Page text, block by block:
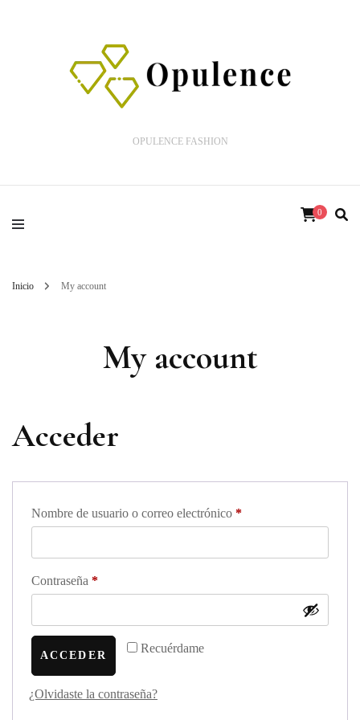
OPULENCE FASHION
0
Inicio My account
My account
Acceder
Nombre de usuario o correo electrónico *Obligatorio
Contraseña *Obligatorio
Recuérdame
ACCEDER
¿Olvidaste la contraseña?